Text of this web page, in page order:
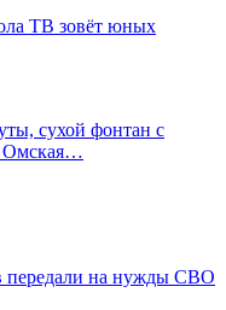
ТВ зовёт юных
сухой фонтан с
Омская…
передали на нужды СВО